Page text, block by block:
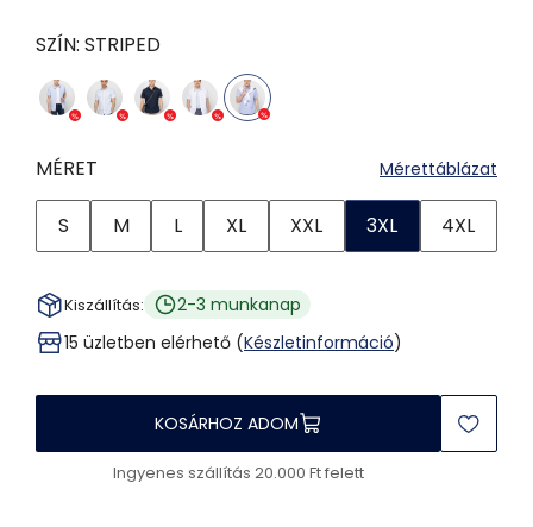
SZÍN: STRIPED
MÉRET Mérettáblázat
S M L XL XXL 3XL 4XL
Kiszállítás:
2-3 munkanap
15 üzletben elérhető (Készletinformáció)
KOSÁRHOZ ADOM
Ingyenes szállítás 20.000 Ft felett